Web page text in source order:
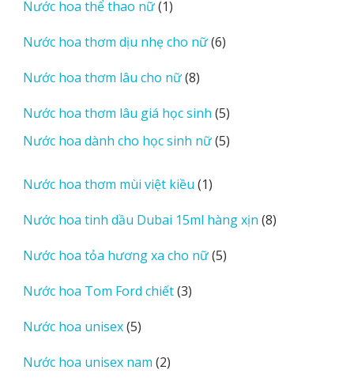
Nước hoa thể thao nữ 11
phẩm
Nước hoa thơm dịu nhẹ cho nữ 66
Nước hoa thơm lâu cho nữ 88
phẩm
Nước hoa thơm lâu giá học sinh 55
sản
phẩm
Nước hoa dành cho học sinh nữ 55
Nước hoa thơm mùi việt kiều 11
phẩm
Nước hoa tinh dầu Dubai 15ml hàng xịn 88
Nước hoa tỏa hương xa cho nữ 55
Nước hoa Tom Ford chiết 33
Nước hoa unisex 55
phẩm
Nước hoa unisex nam 22